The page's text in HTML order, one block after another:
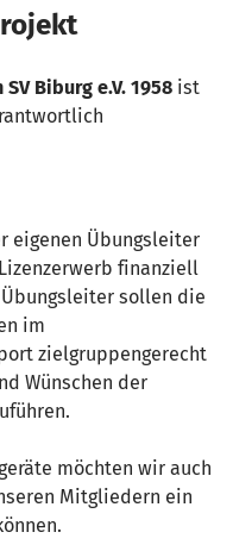
Biburg e.V. 1958 ist
eigenen Übungsleiter
finanziell
sollen die
im
zielgruppengerecht
Wünschen der
möchten wir auch
Mitgliedern ein